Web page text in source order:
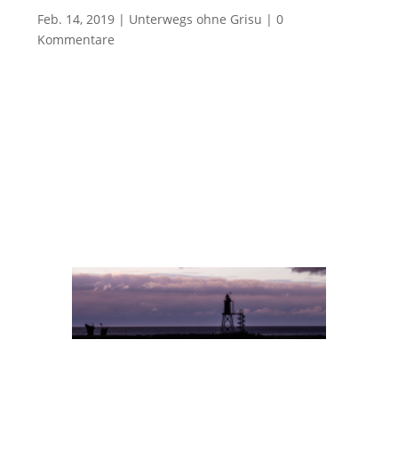
Feb. 14, 2019 | Unterwegs ohne Grisu |0
Kommentare